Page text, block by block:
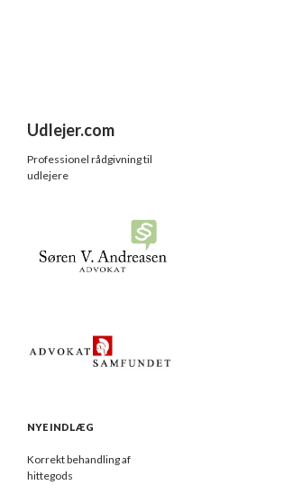
Udlejer.com
Professionel rådgivning til
udlejere
NYE INDLÆG
Korrekt behandling af
hittegods